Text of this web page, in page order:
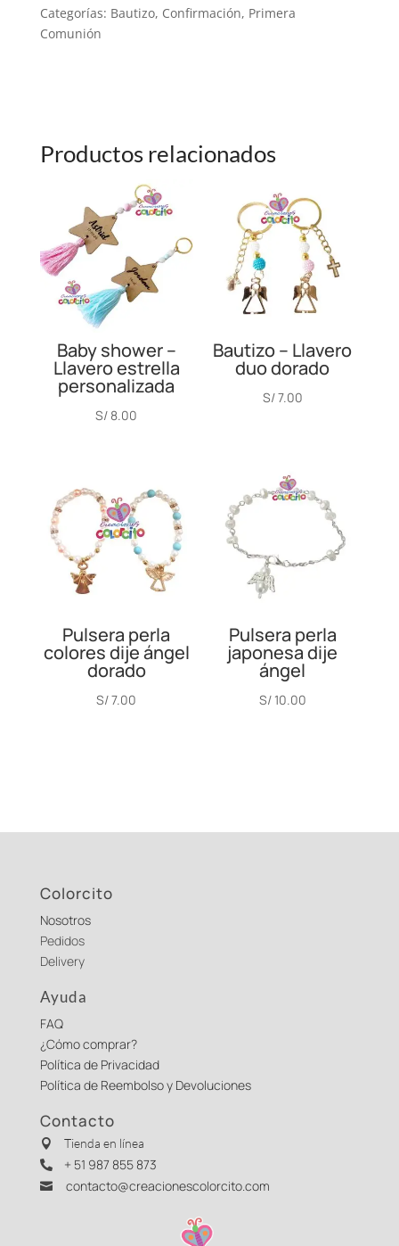
LED
CANTIDAD
Categorías: Bautizo, Confirmación, Primera
Comunión
Productos relacionados
Baby shower –
Llavero estrella
personalizada
S/ 8.00
Bautizo – Llavero
duo dorado
S/7.00
Pulsera perla
colores dije ángel
dorado
S/7.00
Pulsera perla
japonesa dije
ángel
S/10.00
Colorcito
Nosotros
Pedidos
Delivery
Ayuda
FAQ
¿Cómo comprar?
Política de Privacidad
Política de Reembolso y Devoluciones
Contacto
 Tienda en línea
 + 51 987 855 873
 contacto@creacionescolorcito.com